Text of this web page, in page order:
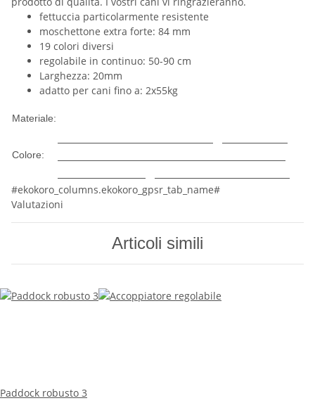
fettuccia particolarmente resistente
moschettone extra forte: 84 mm
19 colori diversi
regolabile in continuo: 50-90 cm
Larghezza: 20mm
adatto per cani fino a: 2x55kg
Materiale:
Colore:
#ekokoro_columns.ekokoro_gpsr_tab_name#
Valutazioni
Articoli simili
Paddock robusto 3